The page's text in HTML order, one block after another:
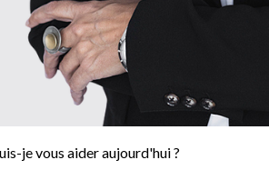
je vous aider aujourd'hui ?